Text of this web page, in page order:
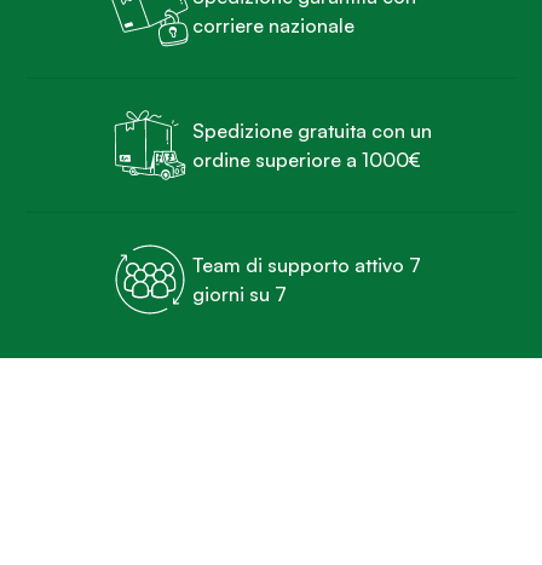
corriere nazionale
Spedizione gratuita con un
ordine superiore a 1000€
Team di supporto attivo 7
giorni su 7